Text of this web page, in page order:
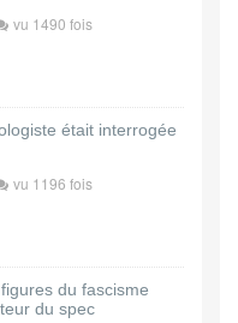
vu 1490 fois
était interrogée
vu 1196 fois
du fascisme
du spec